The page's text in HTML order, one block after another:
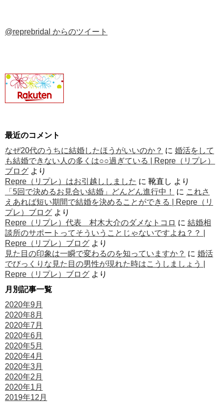
@reprebridal からのツイート
最近のコメント
なぜ20代のうちに結婚したほうがいいのか？ に 婚活をして
も結婚できない人の多くは○○過ぎている | Repre（リプレ）
ブログ より
Repre（リプレ）はお引越ししました に 靴直し より
「5回で決めるお見合い結婚」どんどん進行中！
に これさ
えあれば短い期間で結婚を決めることができる | Repre（リ
プレ）ブログ より
Repre（リプレ）代表 村木大介のダメなトコロ に 結婚相
談所のサポートってそういうことじゃないですよね？？ |
Repre（リプレ）ブログ より
見た目の印象は一瞬で変わるのを知っていますか？ に 婚活
でびっくりな見た目の男性が現れた時はこうしましょう |
Repre（リプレ）ブログ より
月別記事一覧
2020年9月
2020年8月
2020年7月
2020年6月
2020年5月
2020年4月
2020年3月
2020年2月
2020年1月
2019年12月